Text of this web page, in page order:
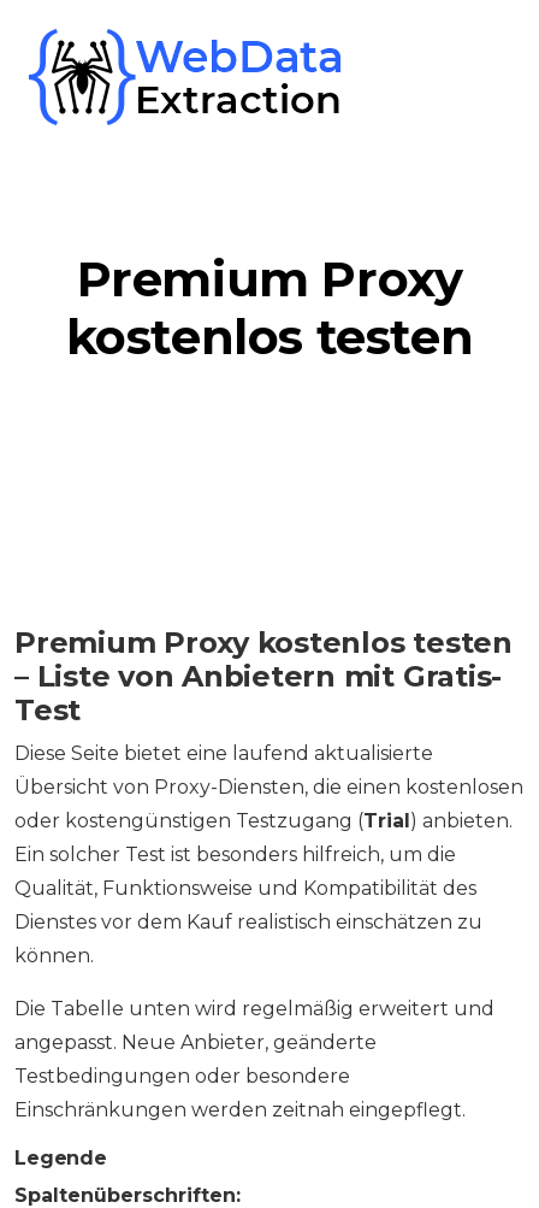
content
Premium Proxy
kostenlos testen
Premium Proxy kostenlos testen
– Liste von Anbietern mit Gratis-
Test
Diese Seite bietet eine laufend aktualisierte
Übersicht von Proxy-Diensten, die einen kostenlosen
oder kostengünstigen Testzugang (Trial) anbieten.
Ein solcher Test ist besonders hilfreich, um die
Qualität, Funktionsweise und Kompatibilität des
Dienstes vor dem Kauf realistisch einschätzen zu
können.
Die Tabelle unten wird regelmäßig erweitert und
angepasst. Neue Anbieter, geänderte
Testbedingungen oder besondere
Einschränkungen werden zeitnah eingepflegt.
Legende
Spaltenüberschriften: